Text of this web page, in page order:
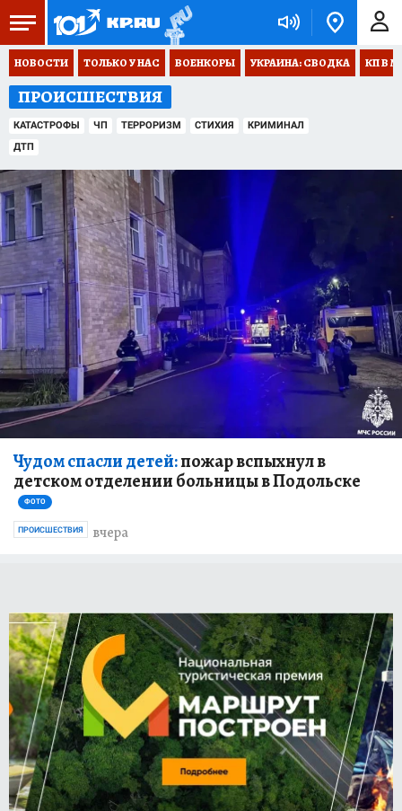
НОВОСТИ ТОЛЬКО У НАС ВОЕНКОРЫ УКРАИНА: СВОДКА КП В
ПРОИСШЕСТВИЯ
КАТАСТРОФЫ ЧП ТЕРРОРИЗМ СТИХИЯ
КРИМИНАЛ
ДТП
Чудом спасли детей:пожар вспыхнул в
детском отделении больницы в Подольске
ФОТО
вчера
ПРОИСШЕСТВИЯ